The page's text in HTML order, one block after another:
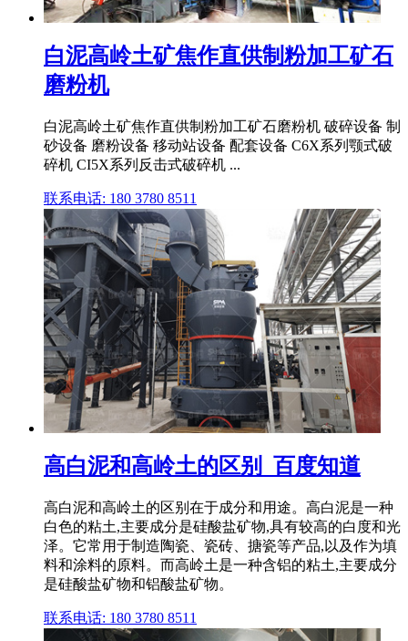
白泥高岭土矿焦作直供制粉加工矿石
磨粉机
白泥高岭土矿焦作直供制粉加工矿石磨粉机 破碎设备 制
砂设备 磨粉设备 移动站设备 配套设备 C6X系列颚式破
碎机 CI5X系列反击式破碎机 ...
联系电话: 180 3780 8511
高白泥和高岭土的区别_百度知道
高白泥和高岭土的区别在于成分和用途。高白泥是一种
白色的粘土,主要成分是硅酸盐矿物,具有较高的白度和光
泽。它常用于制造陶瓷、瓷砖、搪瓷等产品,以及作为填
料和涂料的原料。而高岭土是一种含铝的粘土,主要成分
是硅酸盐矿物和铝酸盐矿物。
联系电话: 180 3780 8511